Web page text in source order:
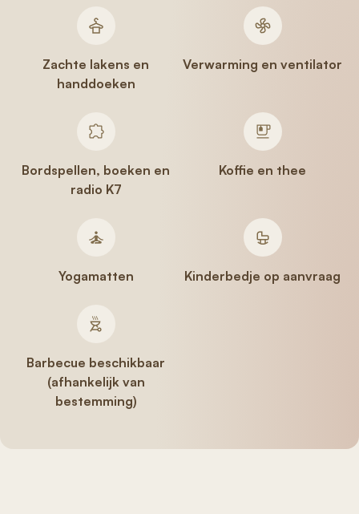
Zachte lakens en
handdoeken
Verwarming en ventilator
Bordspellen, boeken en
radio K7
Koffie en thee
Yogamatten Kinderbedje op aanvraag
Barbecue beschikbaar
(afhankelijk van
bestemming)